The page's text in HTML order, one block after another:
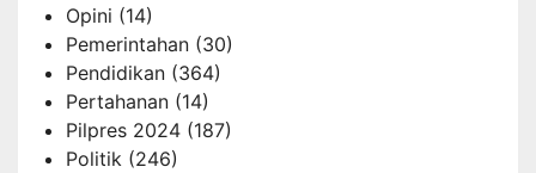
Opini (14)
Pemerintahan (30)
Pendidikan (364)
Pertahanan (14)
Pilpres 2024 (187)
Politik (246)